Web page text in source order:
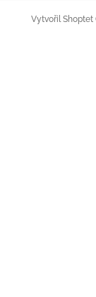
Vytvořil Shoptet